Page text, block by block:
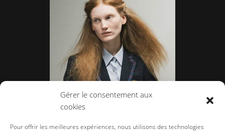
Gérer le consentement aux
cookies
Pour offrir les meilleures expériences, nous utilisons des technologies
ANREALAGE